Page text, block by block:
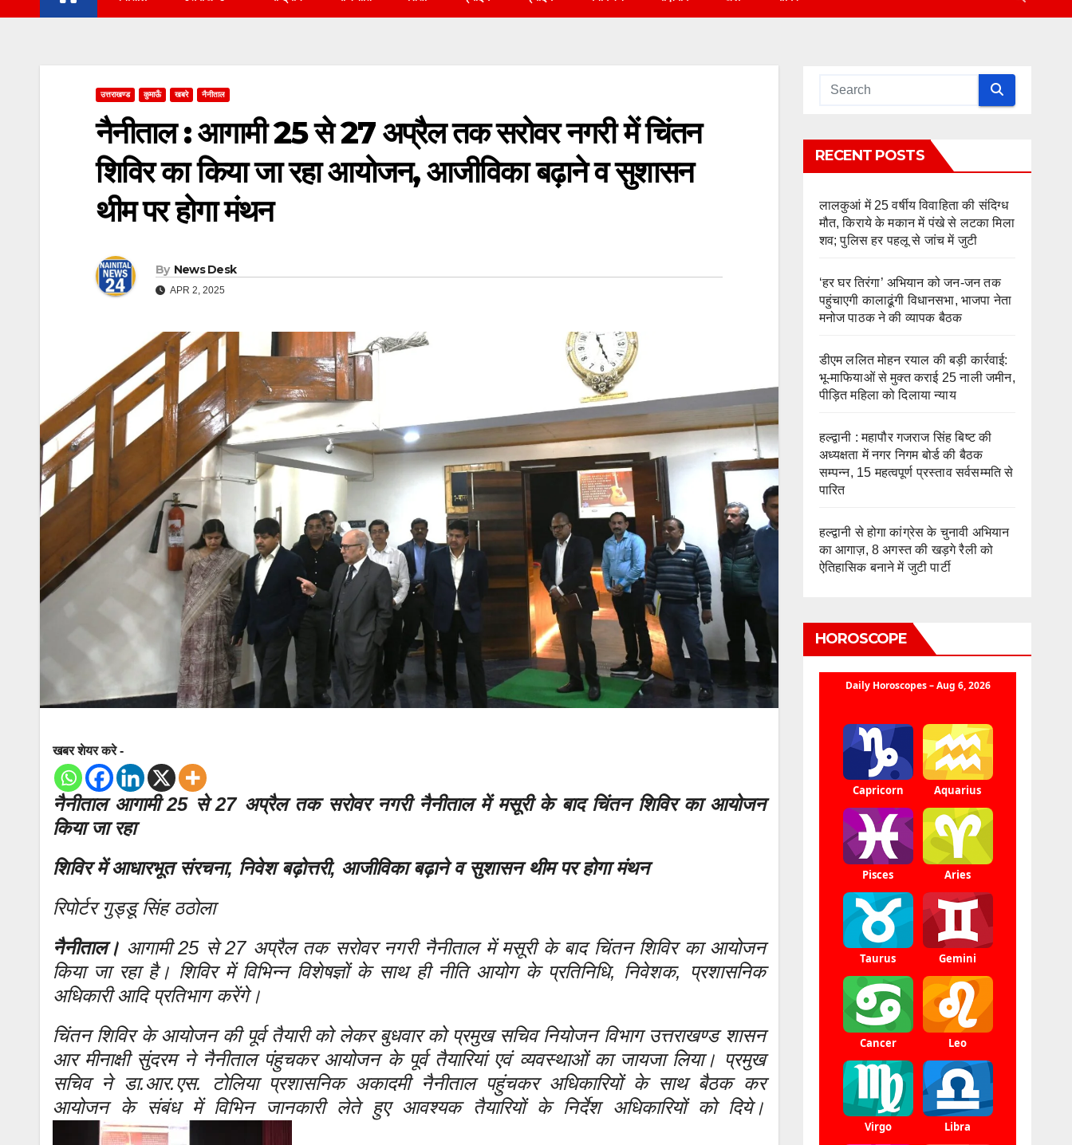
उत्तराखण्ड कुमाऊँ खबरे नैनीताल
नैनीताल : आगामी 25 से 27 अप्रैल तक सरोवर नगरी में चिंतन
शिविर का किया जा रहा आयोजन, आजीविका बढ़ाने व सुशासन
थीम पर होगा मंथन
By News Desk
APR 2, 2025
खबर शेयर करे -
नैनीताल आगामी 25 से 27 अप्रैल तक सरोवर नगरी नैनीताल में मसूरी के बाद चिंतन शिविर का आयोजन
किया जा रहा
शिविर में आधारभूत संरचना, निवेश बढ़ोत्तरी, आजीविका बढ़ाने व सुशासन थीम पर होगा मंथन
रिपोर्टर गुड्डू सिंह ठठोला
नैनीताल। आगामी 25 से 27 अप्रैल तक सरोवर नगरी नैनीताल में मसूरी के बाद चिंतन शिविर का आयोजन
किया जा रहा है। शिविर में विभिन्न विशेषज्ञों के साथ ही नीति आयोग के प्रतिनिधि, निवेशक, प्रशासनिक
अधिकारी आदि प्रतिभाग करेंगे।
चिंतन शिविर के आयोजन की पूर्व तैयारी को लेकर बुधवार को प्रमुख सचिव नियोजन विभाग उत्तराखण्ड शासन
आर मीनाक्षी सुंदरम ने नैनीताल पंहुचकर आयोजन के पूर्व तैयारियां एवं व्यवस्थाओं का जायजा लिया। प्रमुख
सचिव ने डा.आर.एस. टोलिया प्रशासनिक अकादमी नैनीताल पहुंचकर अधिकारियों के साथ बैठक कर
आयोजन के संबंध में विभिन जानकारी लेते हुए आवश्यक तैयारियों के निर्देश अधिकारियों को दिये।
RECENT POSTS
लालकुआं में 25 वर्षीय विवाहिता की संदिग्ध
मौत, किराये के मकान में पंखे से लटका मिला
शव; पुलिस हर पहलू से जांच में जुटी
‘हर घर तिरंगा’ अभियान को जन-जन तक
पहुंचाएगी कालाढूंगी विधानसभा, भाजपा नेता
मनोज पाठक ने की व्यापक बैठक
डीएम ललित मोहन रयाल की बड़ी कार्रवाई:
भू-माफियाओं से मुक्त कराई 25 नाली जमीन,
पीड़ित महिला को दिलाया न्याय
हल्द्वानी : महापौर गजराज सिंह बिष्ट की
अध्यक्षता में नगर निगम बोर्ड की बैठक
सम्पन्न, 15 महत्वपूर्ण प्रस्ताव सर्वसम्मति से
पारित
हल्द्वानी से होगा कांग्रेस के चुनावी अभियान
का आगाज़, 8 अगस्त की खड़गे रैली को
ऐतिहासिक बनाने में जुटी पार्टी
HOROSCOPE